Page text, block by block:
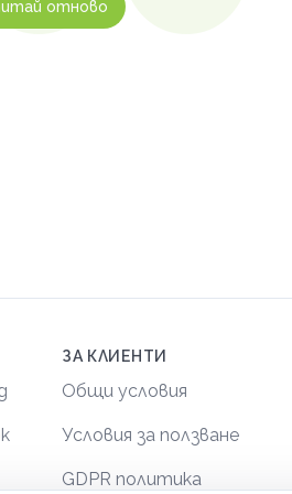
отново
ЗА КЛИЕНТИ
Общи условия
Условия за ползване
GDPR политика